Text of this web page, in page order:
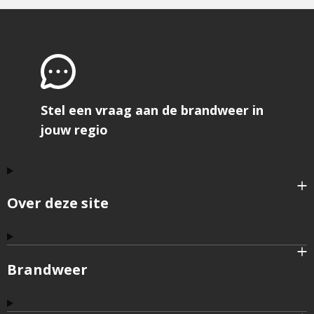
Over deze site
Brandweer
Stel een vraag aan de brandweer in
jouw regio